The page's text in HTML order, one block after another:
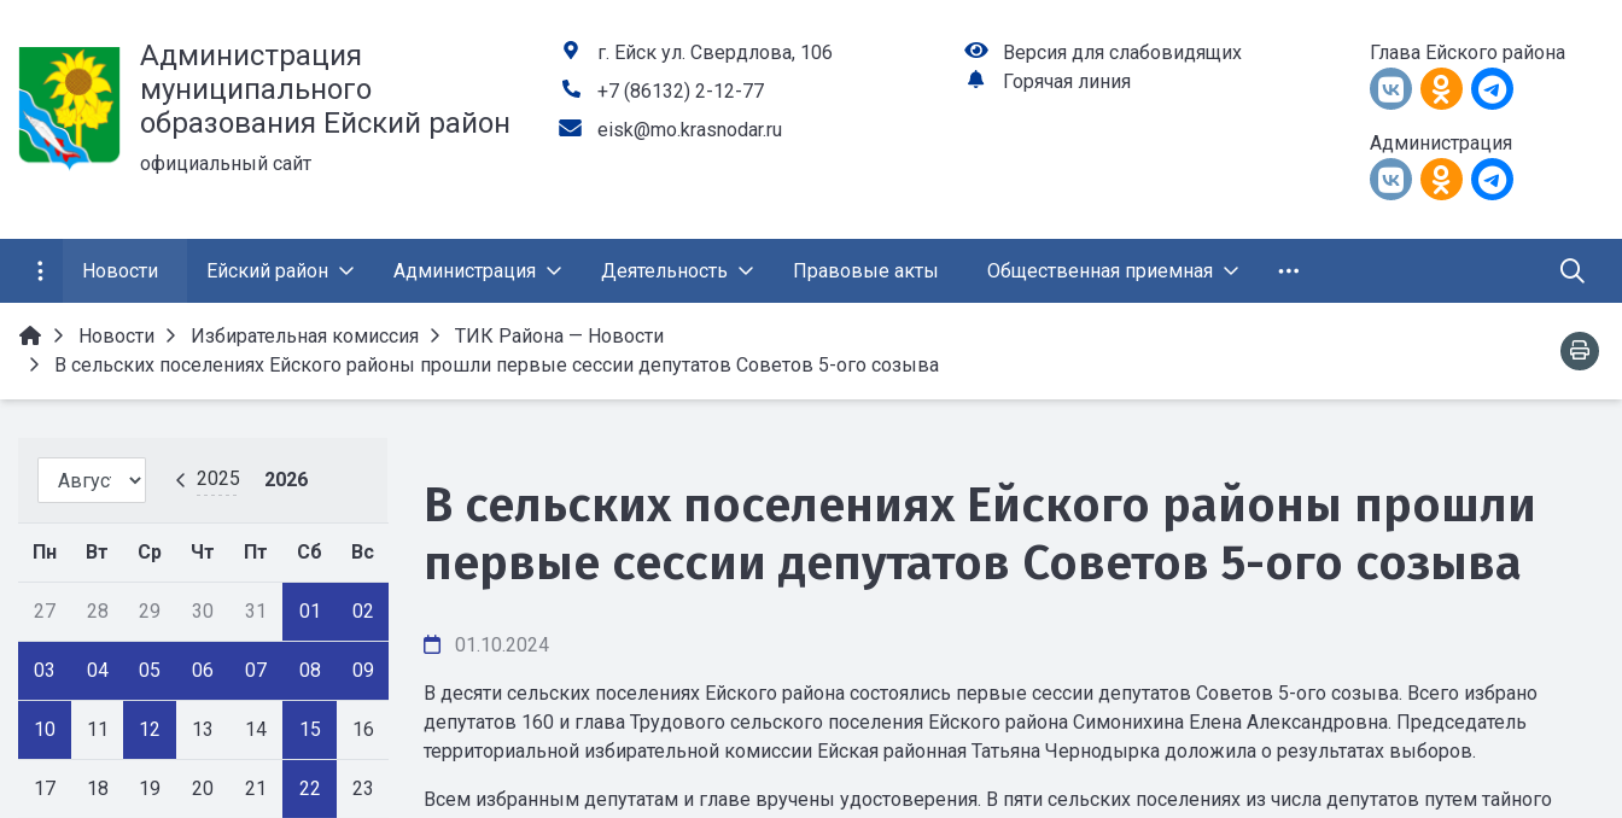
Администрация
муниципального
образования Ейский район
официальный сайт
г. Ейск ул. Свердлова, 106
+7 (86132) 2-12-77
eisk@mo.krasnodar.ru
Версия для слабовидящих
Горячая линия
Глава Ейского района
Администрация
Новости Ейский район Администрация Деятельность Правовые акты Общественная приемная
Новости Избирательная комиссия
ТИК Района — Новости
В сельских поселениях Ейского районы прошли первые сессии депутатов Советов 5-ого созыва
2025 2026
Пн Вт Ср Чт Пт Сб Вс
27 28 29 30 31 01 02
03 04 05 06 07 08 09
10 11 12 13 14 15 16
17 18 19 20 21 22 23
В сельских поселениях Ейского районы прошли
первые сессии депутатов Советов 5-ого созыва
01.10.2024
В десяти сельских поселениях Ейского района состоялись первые сессии депутатов Советов 5-ого созыва. Всего избрано
депутатов 160 и глава Трудового сельского поселения Ейского района Симонихина Елена Александровна. Председатель
территориальной избирательной комиссии Ейская районная Татьяна Чернодырка доложила о результатах выборов.
Всем избранным депутатам и главе вручены удостоверения. В пяти сельских поселениях из числа депутатов путем тайного